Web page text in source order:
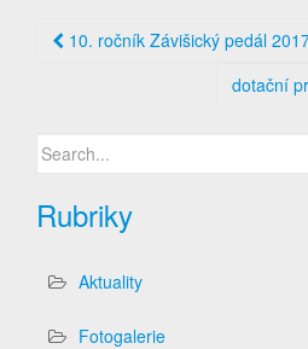
Post
10. ročník Závišický pedál
dotační
Search
Rubriky
Aktuality
Fotogalerie